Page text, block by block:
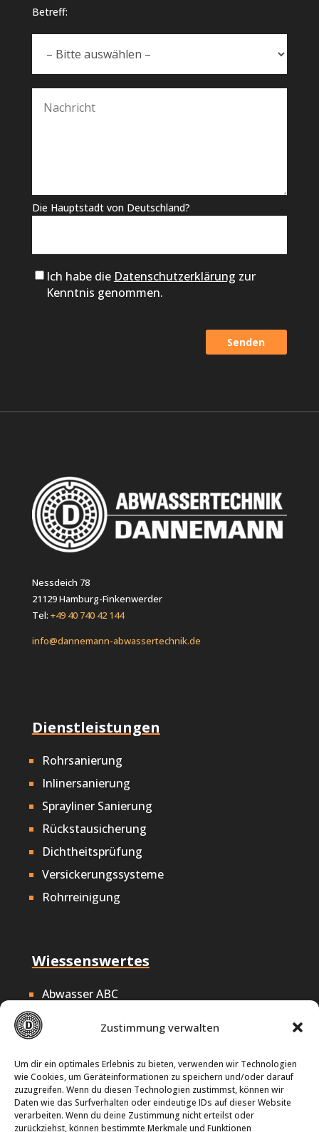
Zustimmung verwalten
Um dir ein optimales Erlebnis zu bieten, verwenden wir Technologien
wie Cookies, um Geräteinformationen zu speichern und/oder darauf
zuzugreifen. Wenn du diesen Technologien zustimmst, können wir
Daten wie das Surfverhalten oder eindeutige IDs auf dieser Website
verarbeiten. Wenn du deine Zustimmung nicht erteilst oder
zurückziehst, können bestimmte Merkmale und Funktionen
Betreff:
Die Hauptstadt von Deutschland?
Ich habe die Datenschutzerklärung zur
Kenntnis genommen.
Nessdeich 78
21129 Hamburg-Finkenwerder
Tel: +49 40 740 42 144
info@dannemann-abwassertechnik.de
Dienstleistungen
Rohrsanierung
Inlinersanierung
Sprayliner Sanierung
Rückstausicherung
Dichtheitsprüfung
Versickerungssysteme
Rohrreinigung
Wiessenswertes
Abwasser ABC
Nachhaltigkeit
Impressum
Datenschutz
Cookie-Richtlinie